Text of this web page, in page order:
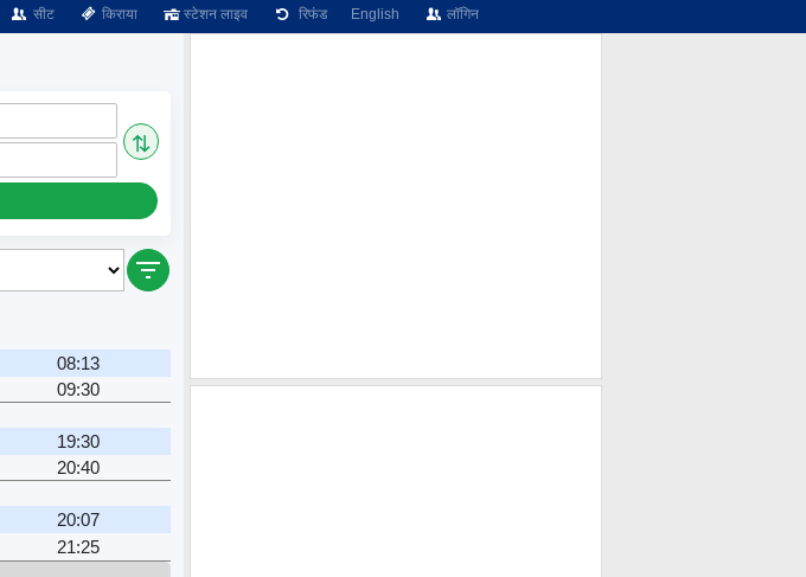
सीट किराया स्टेशन लाइव रिफंड English लॉगिन
⇅
08:13
09:30
19:30
20:40
20:07
21:25